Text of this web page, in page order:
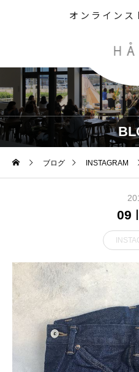
オンラインス
ブログ INSTAGRAM
09